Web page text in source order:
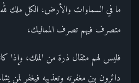
ما في السماوات والأرض، الكل ملك
متصرف فيهم تصرف المماليك،
فليس لهم مثقال ذرة من الملك، وإذا
دائرون بين مغفرته وتعذيبه فيغفر لمن